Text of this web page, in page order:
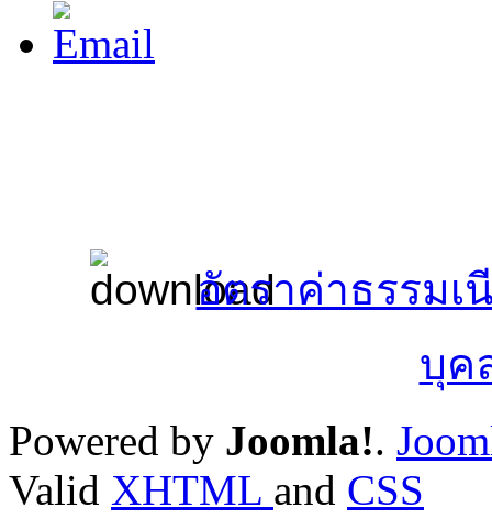
อัตราค่าธรรมเ
บุค
Powered by Joomla!.
Valid XHTML and CSS